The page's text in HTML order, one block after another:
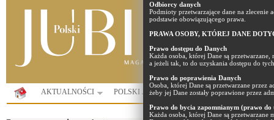
Odbiorcy danych
Podmioty przetwarzające dane na
podstawie obowiązującego prawa.
PRAWA OSOBY, KTÓREJ DANE
Prawo dostępu do Danych
Każda osoba, której Dane są
a jeżeli tak, to do uzyskania dostępu do
Prawo do poprawienia Danych
Osoba, której Dane są przetwarzane przez
żeby jej Dane zostały poprawione przez
Prawo do bycia zapomnianym (prawo do
Każda osoba, której Dane są
AKTUALNOŚCI POLSKI JUBILER PORTAL